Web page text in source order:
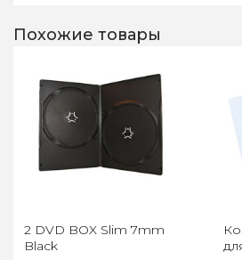
Похожие товары
2 DVD BOX Slim 7mm
Black